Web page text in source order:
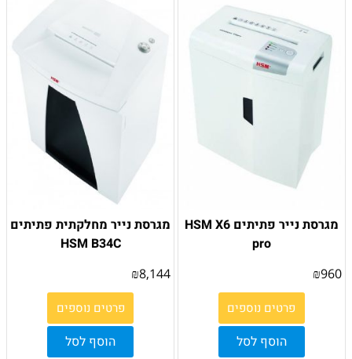
מגרסת נייר פתיתים HSM X6
pro
₪960
פרטים נוספים
הוסף לסל
מגרסת נייר מחלקתית פתיתים
HSM B34C
₪8,144
פרטים נוספים
הוסף לסל